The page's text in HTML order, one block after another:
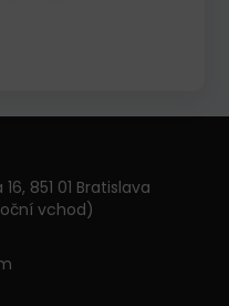
16, 851 01 Bratislava
vchod)